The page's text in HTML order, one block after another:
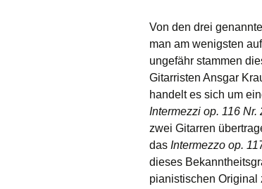
Von den drei
man am wenigsten
ungefähr stammen
Gitarristen Ansgar
handelt es sich um
Intermezzi op. 116 Nr.
zwei Gitarren
das Intermezzo op.
dieses
pianistischen Original